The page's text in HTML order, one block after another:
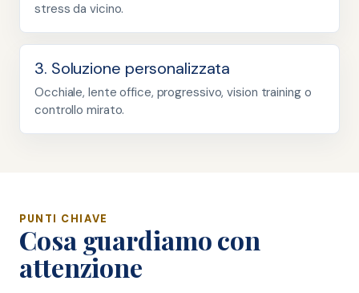
stress da vicino.
3. Soluzione personalizzata
Occhiale, lente office, progressivo, vision training o
controllo mirato.
PUNTI CHIAVE
Cosa guardiamo con
attenzione